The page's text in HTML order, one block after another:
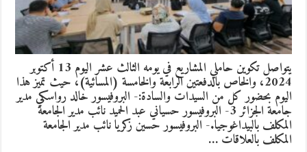
يتواصل تكوين حاملي المشاريع في يومه الثالث عشر اليوم 13 أكتوبر
2024، والخاص بالدفعتين الرابعة والخامسة (المسائية)، حيث تميز هذا
اليوم بحضور كل من السيدات والسادة:- البروفيسور خالد رواسكي مدير
جامعة الجزائر 3- البروفيسور حسياني عبد الحميد نائب مدير الجامعة
المكلف بالبيداغوجيا.- البروفيسور حسين زكريا نائب مدير الجامعة
المكلف بالعلاقات …